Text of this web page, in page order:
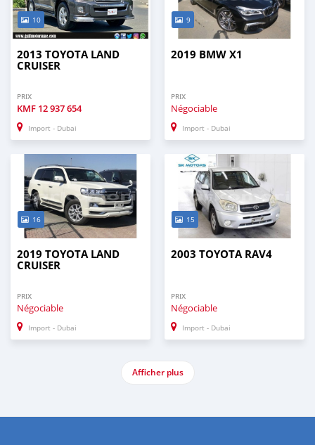
10
2013 TOYOTA LAND
CRUISER
PRIX
KMF 12 937 654
Import - Dubai
9
2019 BMW X1
PRIX
Négociable
Import - Dubai
16
2019 TOYOTA LAND
CRUISER
PRIX
Négociable
Import - Dubai
15
2003 TOYOTA RAV4
PRIX
Négociable
Import - Dubai
Afficher plus